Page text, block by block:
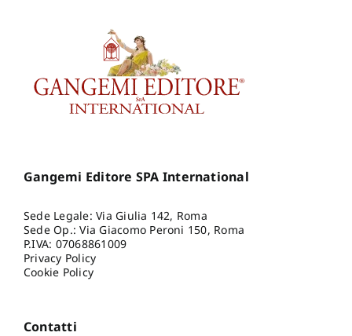
Gangemi Editore SPA International
Sede Legale: Via Giulia 142, Roma
Sede Op.: Via Giacomo Peroni 150, Roma
P.IVA: 07068861009
Privacy Policy
Cookie Policy
Contatti